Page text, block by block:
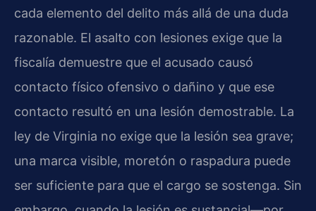
cada elemento del delito más allá de una duda
razonable. El asalto con lesiones exige que la
fiscalía demuestre que el acusado causó
contacto físico ofensivo o dañino y que ese
contacto resultó en una lesión demostrable. La
ley de Virginia no exige que la lesión sea grave;
una marca visible, moretón o raspadura puede
ser suficiente para que el cargo se sostenga. Sin